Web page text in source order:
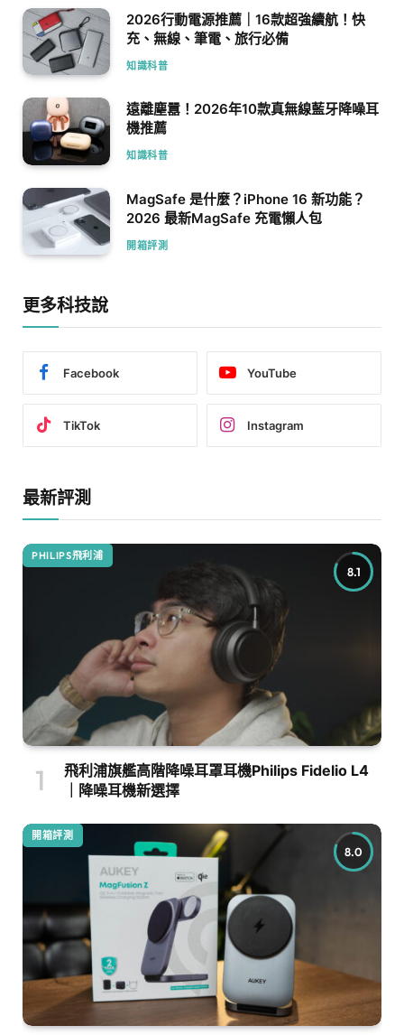
2026行動電源推薦｜16款超強續航！快
充、無線、筆電、旅行必備
知識科普
遠離塵囂！2026年10款真無線藍牙降噪耳
機推薦
知識科普
MagSafe 是什麼？iPhone 16 新功能？
2026 最新MagSafe 充電懶人包
開箱評測
更多科技說
Facebook YouTube
TikTok Instagram
最新評測
8.1
PHILIPS飛利浦
飛利浦旗艦高階降噪耳罩耳機Philips Fidelio L4
｜降噪耳機新選擇
8.0
開箱評測